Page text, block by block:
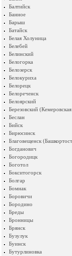
Балтийск
Банное
Барыш
Батайск
Белая Холуница
Белебей
Белинский
Белогорка
Белозерск
Белокуриха
Белорецк
Белореченск
Белоярский
Березовский
Беслан
Бийск
Бирюсинск
Благовещенск
Богданович
Богородицк
Боготол
Бокситогорск
Болгар
Бомнак
Боровичи
Бородино
Бреды
Бронницы
Брянск
Бузулук
Буинск
Бутурлиновка